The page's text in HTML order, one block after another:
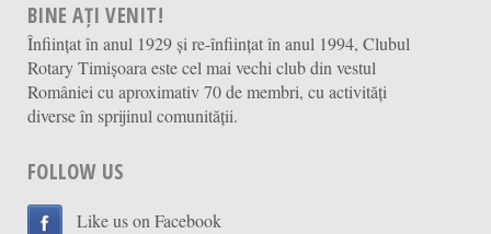
BINE AȚI VENIT!
Înființat în anul 1929 și re-înființat în anul 1994, Clubul
Rotary Timișoara este cel mai vechi club din vestul
României cu aproximativ 70 de membri, cu activități
diverse în sprijinul comunității.
FOLLOW US
Like us on Facebook